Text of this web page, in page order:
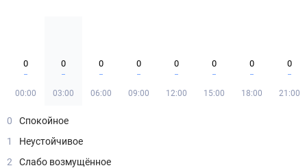
0
00:00
0
03:00
0
06:00
0
09:00
0
12:00
0
15:00
0
18:00
0
21:00
0
Спокойное
1
Неустойчивое
2
Слабо возмущённое